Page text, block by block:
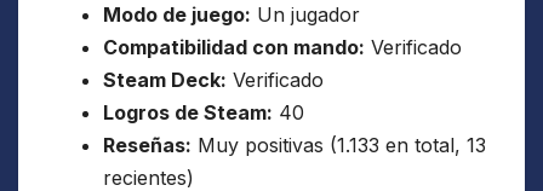
Modo de juego: Un jugador
Compatibilidad con mando: Verificado
Steam Deck: Verificado
Logros de Steam: 40
Reseñas: Muy positivas (1.133 en total, 13
recientes)